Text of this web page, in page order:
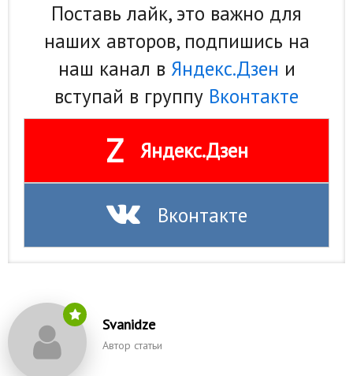
Поставь лайк, это важно для
наших авторов, подпишись на
наш канал в Яндекс.Дзен и
вступай в группу Вконтакте
Z Яндекс.Дзен
Вконтакте
Svanidze
Автор статьи